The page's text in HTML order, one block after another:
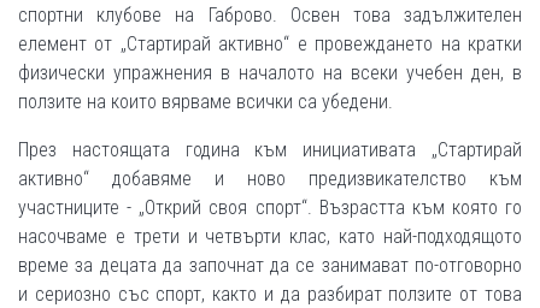
спортни клубове на Габрово. Освен това задължителен
елемент от „Стартирай активно“ е провеждането на кратки
физически упражнения в началото на всеки учебен ден, в
ползите на които вярваме всички са убедени.
През настоящата година към инициативата „Стартирай
активно“ добавяме и ново предизвикателство към
участниците - „Открий своя спорт“. Възрастта към която го
насочваме е трети и четвърти клас, като най-подходящото
време за децата да започнат да се занимават по-отговорно
и сериозно със спорт, както и да разбират ползите от това